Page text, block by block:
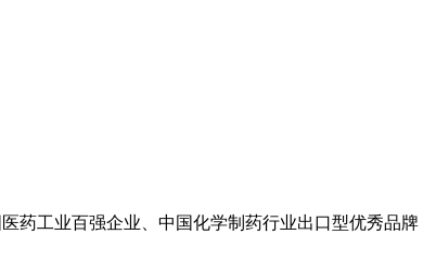
药工业百强企业、中国化学制药行业出口型优秀品牌